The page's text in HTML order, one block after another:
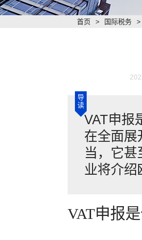
首页 > 国际税务 >
导
读
VAT申报
在全面展
当，它
业将介绍
VAT申报